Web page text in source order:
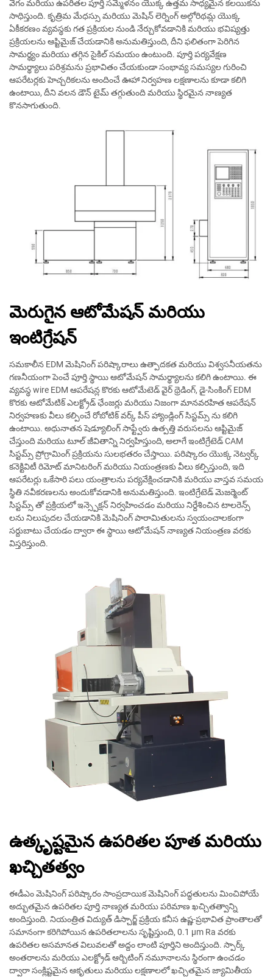
వేగం మరియు ఉపరితల పూర్తి సమ్మేళనం యొక్క ఉత్తమ సాధ్యమైన కలయికను
సాధిస్తుంది. కృత్రిమ మేధస్సు మరియు మెషిన్ లెర్నింగ్ అల్గోరిథమ్ల యొక్క
ఏకీకరణం వ్యవస్థకు గత ప్రక్రియల నుండి నేర్చుకోవడానికి మరియు భవిష్యత్తు
ప్రక్రియలను ఆప్టిమైజ్ చేయడానికి అనుమతిస్తుంది, దీని ఫలితంగా పెరిగిన
సామర్థ్యం మరియు తగ్గిన సైకిల్ సమయం ఉంటుంది. పూర్తి పర్యవేక్షణ
సామర్థ్యాలు పరిశ్రమను ప్రభావితం చేయకుండా సంభావ్య సమస్యల గురించి
ఆపరేటర్లకు హెచ్చరికలను అందించే ఊహా నిర్వహణ లక్షణాలను కూడా కలిగి
ఉంటాయి, దీని వలన డౌన్ టైమ్ తగ్గుతుంది మరియు స్థిరమైన నాణ్యత
కొనసాగుతుంది.
మెరుగైన ఆటోమేషన్ మరియు
ఇంటిగ్రేషన్
సమకాలీన EDM మెషినింగ్ పరిష్కారాలు ఉత్పాదకత మరియు విశ్వసనీయతను
గణనీయంగా పెంచే పూర్తి స్థాయి ఆటోమేషన్ సామర్థ్యాలను కలిగి ఉంటాయి. ఈ
వ్యవస్థ wire EDM ఆపరేషన్ల కొరకు ఆటోమేటెడ్ వైర్ థ్రెడింగ్, డై-సింకింగ్ EDM
కొరకు ఆటోమేటిక్ ఎలక్ట్రోడ్ ఛేంజర్లు మరియు నిజంగా మానవరహిత ఆపరేషన్
నిర్వహణకు వీలు కల్పించే రోబోటిక్ వర్క్ పీస్ హ్యాండ్లింగ్ సిస్టమ్స్ ను కలిగి
ఉంటాయి. అధునాతన షెడ్యూలింగ్ సాఫ్ట్వేరు ఉత్పత్తి వరుసలను ఆప్టిమైజ్
చేస్తుంది మరియు టూల్ జీవితాన్ని నిర్వహిస్తుంది, అలాగే ఇంటిగ్రేటెడ్ CAM
సిస్టమ్స్ ప్రోగ్రామింగ్ ప్రక్రియను సులభతరం చేస్తాయి. పరిష్కారం యొక్క నెట్వర్క్
కనెక్టివిటీ రిమోట్ మానిటరింగ్ మరియు నియంత్రణకు వీలు కల్పిస్తుంది, ఇది
ఆపరేటర్లు ఒకేసారి పలు యంత్రాలను పర్యవేక్షించడానికి మరియు వాస్తవ సమయ
స్థితి నవీకరణలను అందుకోవడానికి అనుమతిస్తుంది. ఇంటిగ్రేటెడ్ మెజర్మెంట్
సిస్టమ్స్ తో ప్రక్రియలో ఇన్స్పెక్షన్ నిర్వహించడం మరియు నిర్దేశించిన టాలరెన్స్
లను నిలుపుదల చేయడానికి మెషినింగ్ పారామితులను స్వయంచాలకంగా
సర్దుబాటు చేయడం ద్వారా ఈ స్థాయి ఆటోమేషన్ నాణ్యత నియంత్రణ వరకు
విస్తరిస్తుంది.
ఉత్కృష్టమైన ఉపరితల పూత మరియు
ఖచ్చితత్వం
ఈడీఎం మెషినింగ్ పరిష్కారం సాంప్రదాయిక మెషినింగ్ పద్ధతులను మించిపోయే
అద్భుతమైన ఉపరితల పూర్తి నాణ్యత మరియు పరిమాణ ఖచ్చితత్వాన్ని
అందిస్తుంది. నియంత్రిత విద్యుత్ డిస్చార్జ్ ప్రక్రియ కనీస ఉష్ణ-ప్రభావిత ప్రాంతాలతో
సమానంగా కరిగిపోయిన ఉపరితలాలను సృష్టిస్తుంది, 0.1 μm Ra వరకు
ఉపరితల అసమానత విలువలతో అద్దం లాంటి పూర్తిని అందిస్తుంది. స్పార్క్
అంతరాలను మరియు ఎలక్ట్రోడ్ ఆర్బిటింగ్ నమూనాలను స్థిరంగా ఉంచడం
ద్వారా సంక్లిష్టమైన ఆకృతులు మరియు లక్షణాలలో ఖచ్చితమైన జ్యామితీయ